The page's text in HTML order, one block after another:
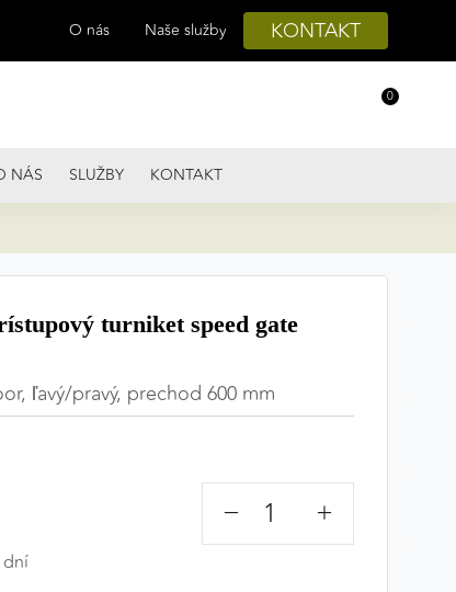
O nás Naše služby KONTAKT
0
NÁS SLUŽBY KONTAKT
turniket speed gate
ľavý/pravý, prechod 600 mm
dní
− +